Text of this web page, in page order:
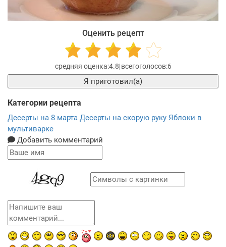
Оценить рецепт
4.8 6
Я приготовил(а)
Категории рецепта
Десерты на 8 марта Десерты на скорую руку Яблоки в
мультиварке
Добавить комментарий